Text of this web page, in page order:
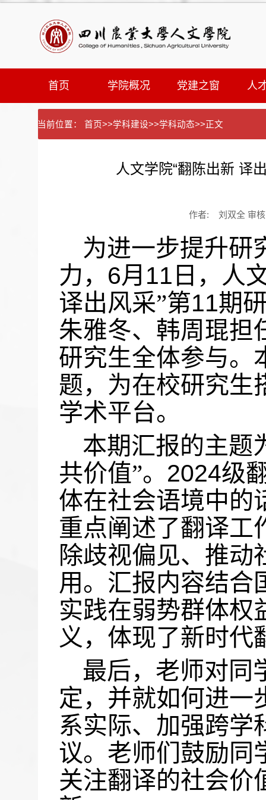
首页 学院概况 党建之窗 人
当前位置：首页>>学科建设>>学科动态>>正文
人文学院“翻陈出新 译
作者: 刘双全 审核
为进一步提升研
力， 6月 11 日，人
译出风采”第11期
朱雅冬、韩周琨担
研究生全体参与。
题，为在校研究生
学术平台。
本期汇报的主题
共价值”。 2024级
体在社会语境中的
重点阐述了翻译工
除歧视偏见、推动
用。汇报内容结合
实践在弱势群体权
义，体现了新时代
最后，老师对同
定，并就如何进一
系实际、加强跨学
议。老师们鼓励同
关注翻译的社会价